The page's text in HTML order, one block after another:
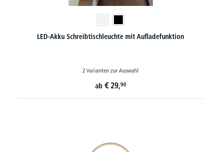
LED-Akku Schreibtischleuchte mit Aufladefunktion
2 Varianten zur Auswahl
ab € 29,90
20€ Gutschein sichern